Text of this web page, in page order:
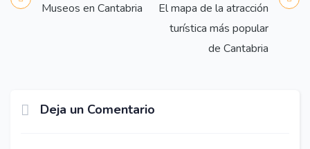
Museos en Cantabria
El mapa de la atracción
turística más popular
de Cantabria
Deja un Comentario